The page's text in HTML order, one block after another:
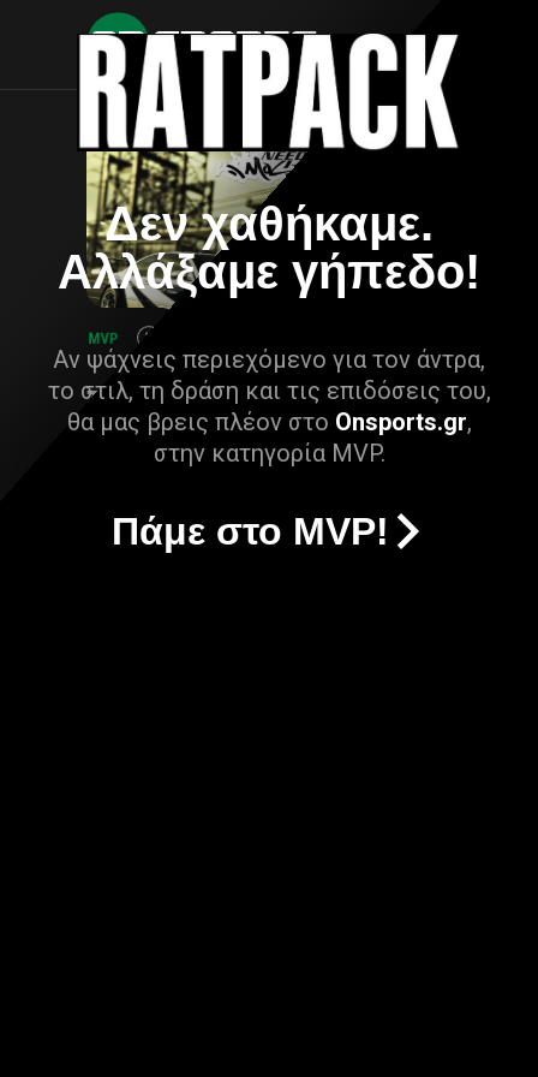
Δεν χαθήκαμε.
Αλλάξαμε γήπεδο!
Αν ψάχνεις περιεχόμενο για τον άντρα,
το στιλ, τη δράση και τις επιδόσεις του,
θα μας βρεις πλέον στο Onsports.gr,
στην κατηγορία MVP.
Πάμε στο MVP!